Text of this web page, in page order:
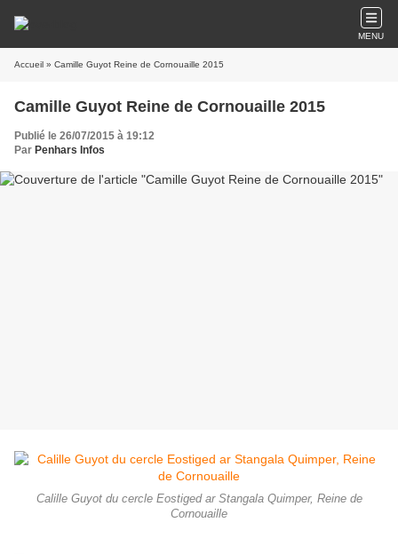
MENU
Accueil » Camille Guyot Reine de Cornouaille 2015
Camille Guyot Reine de Cornouaille 2015
Publié le 26/07/2015 à 19:12
Par Penhars Infos
Calille Guyot du cercle Eostiged ar Stangala Quimper, Reine de
Cornouaille